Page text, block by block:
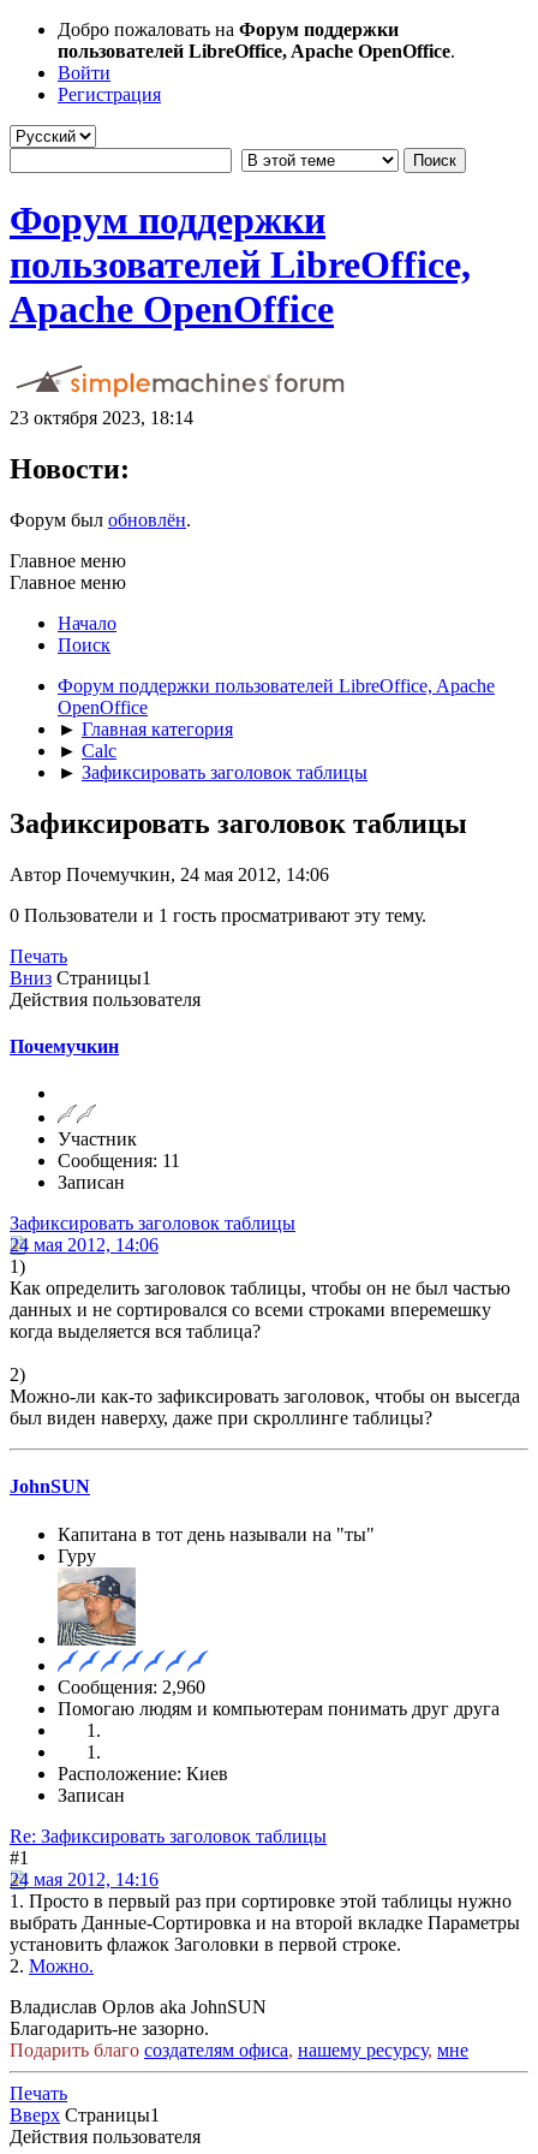
Добро пожаловать на Форум поддержки
пользователей LibreOffice, Apache OpenOffice.
Войти
Регистрация
Форум поддержки
пользователей LibreOffice,
Apache OpenOffice
23 октября 2023, 18:14
Новости:
Форум был обновлён.
Главное меню
Главное меню
Начало
Поиск
Форум поддержки пользователей LibreOffice, Apache
OpenOffice
► Главная категория
► Calc
► Зафиксировать заголовок таблицы
Зафиксировать заголовок таблицы
Автор Почемучкин, 24 мая 2012, 14:06
0 Пользователи и 1 гость просматривают эту тему.
Печать
Вниз Страницы1
Действия пользователя
Почемучкин
Участник
Сообщения: 11
Записан
Зафиксировать заголовок таблицы
24 мая 2012, 14:06
1)
Как определить заголовок таблицы, чтобы он не был частью
данных и не сортировался со всеми строками вперемешку
когда выделяется вся таблица?
2)
Можно-ли как-то зафиксировать заголовок, чтобы он высегда
был виден наверху, даже при скроллинге таблицы?
JohnSUN
Капитана в тот день называли на "ты"
Гуру
Сообщения: 2,960
Помогаю людям и компьютерам понимать друг друга
Расположение: Киев
Записан
Re: Зафиксировать заголовок таблицы
#1
24 мая 2012, 14:16
1. Просто в первый раз при сортировке этой таблицы нужно
выбрать Данные-Сортировка и на второй вкладке Параметры
установить флажок Заголовки в первой строке.
2. Можно.
Владислав Орлов aka JohnSUN
Благодарить-не зазорно.
Подарить благо создателям офиса, нашему ресурсу, мне
Печать
Вверх Страницы1
Действия пользователя